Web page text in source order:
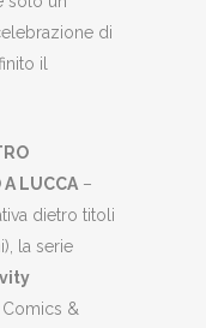
di
il
A LUCCA –
dietro titoli
la serie
Comics &